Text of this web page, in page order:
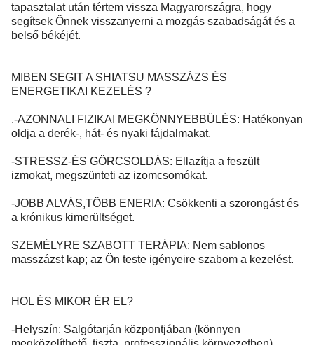
tapasztalat után tértem vissza Magyarországra, hogy
segítsek Önnek visszanyerni a mozgás szabadságát és a
belső békéjét.
MIBEN SEGIT A SHIATSU MASSZÁZS ÉS
ENERGETIKAI KEZELÉS ?
.-AZONNALI FIZIKAI MEGKÖNNYEBBÜLÉS: Hatékonyan
oldja a derék-, hát- és nyaki fájdalmakat.
-STRESSZ-ÉS GÖRCSOLDÁS: Ellazítja a feszült
izmokat, megszünteti az izomcsomókat.
-JOBB ALVÁS,TÖBB ENERIA: Csökkenti a szorongást és
a krónikus kimerültséget.
SZEMÉLYRE SZABOTT TERÁPIA: Nem sablonos
masszázst kap; az Ön teste igényeire szabom a kezelést.
HOL ÉS MIKOR ÉR EL?
-Helyszín: Salgótarján központjában (könnyen